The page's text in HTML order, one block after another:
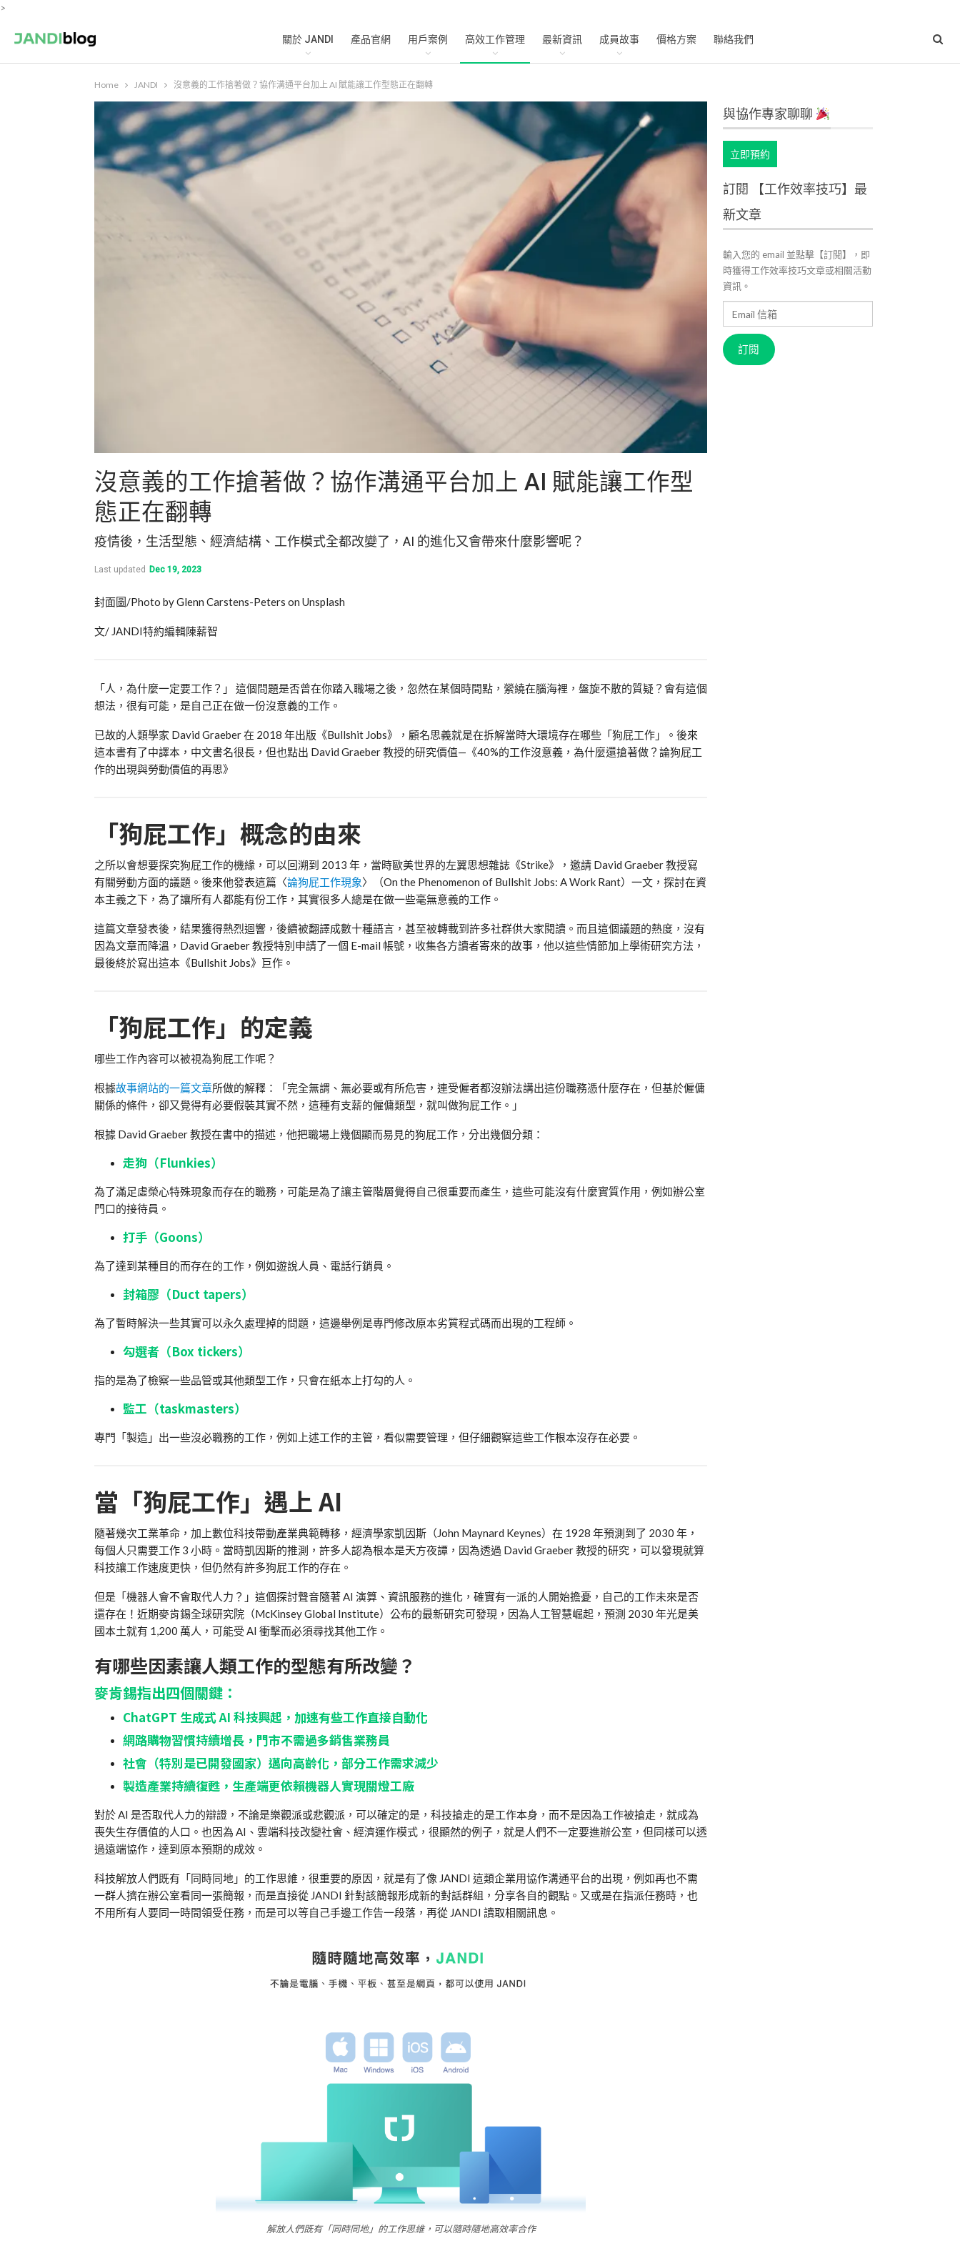
>
關於 JANDI 產品官網 用戶案例 高效工作管理 最新資訊 成員故事 價格方案 聯絡我們
Home JANDI 沒意義的工作搶著做？協作溝通平台加上 AI 賦能讓工作型態正在翻轉
沒意義的工作搶著做？協作溝通平台加上 AI 賦能讓工作型
態正在翻轉
疫情後，生活型態、經濟結構、工作模式全都改變了，AI 的進化又會帶來什麼影響呢？
Last updated Dec 19, 2023
封面圖/Photo by Glenn Carstens-Peters on Unsplash
文/ JANDI特約編輯陳薪智
「人，為什麼一定要工作？」 這個問題是否曾在你踏入職場之後，忽然在某個時間點，縈繞在腦海裡，盤旋不散的質疑？會有這個
想法，很有可能，是自己正在做一份沒意義的工作。
已故的人類學家 David Graeber 在 2018 年出版《Bullshit Jobs》，顧名思義就是在拆解當時大環境存在哪些「狗屁工作」。後來
這本書有了中譯本，中文書名很長，但也點出 David Graeber 教授的研究價值—《40%的工作沒意義，為什麼還搶著做？論狗屁工
作的出現與勞動價值的再思》
「狗屁工作」概念的由來
之所以會想要探究狗屁工作的機緣，可以回溯到 2013 年，當時歐美世界的左翼思想雜誌《Strike》，邀請 David Graeber 教授寫
有關勞動方面的議題。後來他發表這篇〈論狗屁工作現象〉（On the Phenomenon of Bullshit Jobs: A Work Rant）一文，探討在資
本主義之下，為了讓所有人都能有份工作，其實很多人總是在做一些毫無意義的工作。
這篇文章發表後，結果獲得熱烈迴響，後續被翻譯成數十種語言，甚至被轉載到許多社群供大家閱讀。而且這個議題的熱度，沒有
因為文章而降溫，David Graeber 教授特別申請了一個 E-mail 帳號，收集各方讀者寄來的故事，他以這些情節加上學術研究方法，
最後終於寫出這本《Bullshit Jobs》巨作。
「狗屁工作」的定義
哪些工作內容可以被視為狗屁工作呢？
根據故事網站的一篇文章所做的解釋：「完全無謂、無必要或有所危害，連受僱者都沒辦法講出這份職務憑什麼存在，但基於僱傭
關係的條件，卻又覺得有必要假裝其實不然，這種有支薪的僱傭類型，就叫做狗屁工作。」
根據 David Graeber 教授在書中的描述，他把職場上幾個顯而易見的狗屁工作，分出幾個分類：
走狗（Flunkies）
為了滿足虛榮心特殊現象而存在的職務，可能是為了讓主管階層覺得自己很重要而產生，這些可能沒有什麼實質作用，例如辦公室
門口的接待員。
打手（Goons）
為了達到某種目的而存在的工作，例如遊說人員、電話行銷員。
封箱膠（Duct tapers）
為了暫時解決一些其實可以永久處理掉的問題，這邊舉例是專門修改原本劣質程式碼而出現的工程師。
勾選者（Box tickers）
指的是為了檢察一些品管或其他類型工作，只會在紙本上打勾的人。
監工（taskmasters）
專門「製造」出一些沒必職務的工作，例如上述工作的主管，看似需要管理，但仔細觀察這些工作根本沒存在必要。
當「狗屁工作」遇上 AI
隨著幾次工業革命，加上數位科技帶動產業典範轉移，經濟學家凱因斯（John Maynard Keynes）在 1928 年預測到了 2030 年，
每個人只需要工作 3 小時。當時凱因斯的推測，許多人認為根本是天方夜譚，因為透過 David Graeber 教授的研究，可以發現就算
科技讓工作速度更快，但仍然有許多狗屁工作的存在。
但是「機器人會不會取代人力？」這個探討聲音隨著 AI 演算、資訊服務的進化，確實有一派的人開始擔憂，自己的工作未來是否
還存在！近期麥肯錫全球研究院（McKinsey Global Institute）公布的最新研究可發現，因為人工智慧崛起，預測 2030 年光是美
國本土就有 1,200 萬人，可能受 AI 衝擊而必須尋找其他工作。
有哪些因素讓人類工作的型態有所改變？
麥肯錫指出四個關鍵：
ChatGPT 生成式 AI 科技興起，加速有些工作直接自動化
網路購物習慣持續增長，門市不需過多銷售業務員
社會（特別是已開發國家）邁向高齡化，部分工作需求減少
製造產業持續復甦，生產端更依賴機器人實現關燈工廠
對於 AI 是否取代人力的辯證，不論是樂觀派或悲觀派，可以確定的是，科技搶走的是工作本身，而不是因為工作被搶走，就成為
喪失生存價值的人口。也因為 AI、雲端科技改變社會、經濟運作模式，很顯然的例子，就是人們不一定要進辦公室，但同樣可以透
過遠端協作，達到原本預期的成效。
科技解放人們既有「同時同地」的工作思維，很重要的原因，就是有了像 JANDI 這類企業用協作溝通平台的出現，例如再也不需
一群人擠在辦公室看同一張簡報，而是直接從 JANDI 針對該簡報形成新的對話群組，分享各自的觀點。又或是在指派任務時，也
不用所有人要同一時間領受任務，而是可以等自己手邊工作告一段落，再從 JANDI 讀取相關訊息。
解放人們既有「同時同地」的工作思維，可以隨時隨地高效率合作
與協作專家聊聊
立即預約
訂閱 【工作效率技巧】最
新文章
輸入您的 email 並點擊【訂閱】，即
時獲得工作效率技巧文章或相關活動
資訊。
信
箱
訂閱